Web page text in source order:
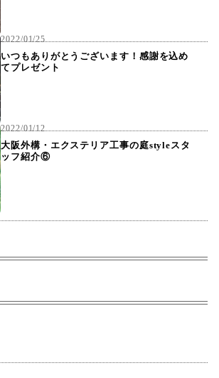
2022/01/25
いつもありがとうございます！感謝を込め
てプレゼント
2022/01/12
大阪外構・エクステリア工事の庭styleスタ
ッフ紹介⑥